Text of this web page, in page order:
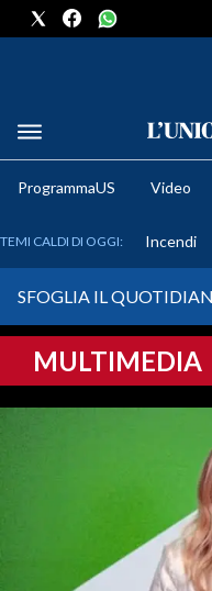
METEO
CRONACA SARDEGNA
ORISTANO E PROVINCIA
SASSARI E PROVINCIA
ProgrammaUS Video
TEMI CALDI DI OGGI: Incendi
SFOGLIA IL
MULTIMEDIA